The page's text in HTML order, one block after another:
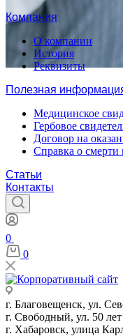
Компания
О компании
История
Реквизиты
Полезная
Медицинское
Гербовое
Договор на
Справка о
Статьи
Контакты
0
0
г. Благовещенск, ул.
г. Свободный, ул. 50
г. Хабаровск, улица